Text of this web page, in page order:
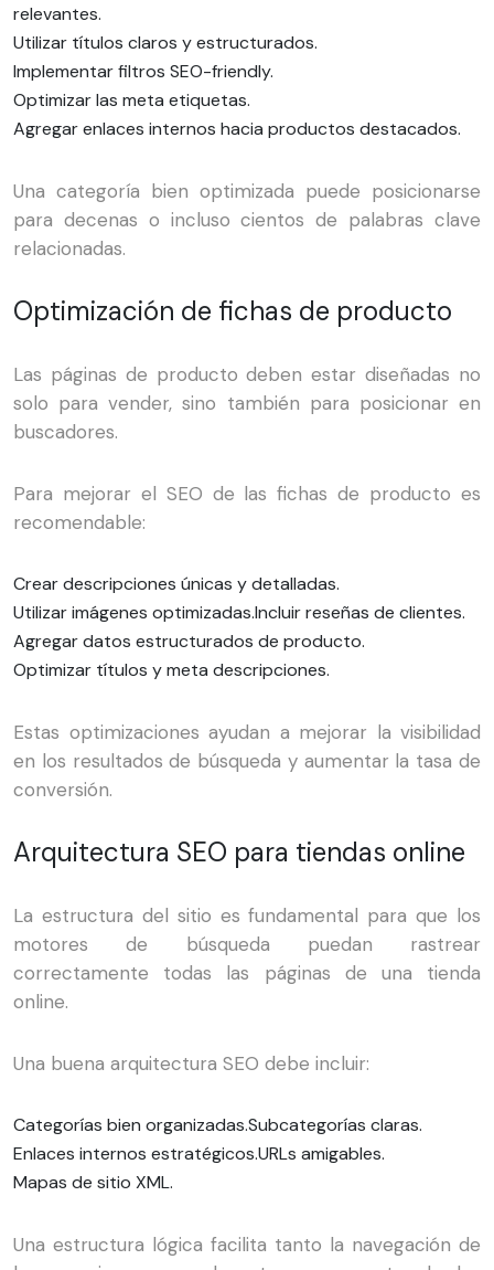
relevantes.
Utilizar títulos claros y estructurados.
Implementar filtros SEO-friendly.
Optimizar las meta etiquetas.
Agregar enlaces internos hacia productos destacados.
Una categoría bien optimizada puede posicionarse
para decenas o incluso cientos de palabras clave
relacionadas.
Optimización de fichas de producto
Las páginas de producto deben estar diseñadas no
solo para vender, sino también para posicionar en
buscadores.
Para mejorar el SEO de las fichas de producto es
recomendable:
Crear descripciones únicas y detalladas.
Utilizar imágenes optimizadas.Incluir reseñas de clientes.
Agregar datos estructurados de producto.
Optimizar títulos y meta descripciones.
Estas optimizaciones ayudan a mejorar la visibilidad
en los resultados de búsqueda y aumentar la tasa de
conversión.
Arquitectura SEO para tiendas online
La estructura del sitio es fundamental para que los
motores de búsqueda puedan rastrear
correctamente todas las páginas de una tienda
online.
Una buena arquitectura SEO debe incluir:
Categorías bien organizadas.Subcategorías claras.
Enlaces internos estratégicos.URLs amigables.
Mapas de sitio XML.
Una estructura lógica facilita tanto la navegación de